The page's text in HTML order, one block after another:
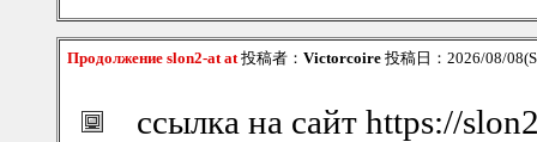
Продолжение slon2-at at投稿者： Victorcoire 投稿日：2026/08/
ссылка на сайт https://